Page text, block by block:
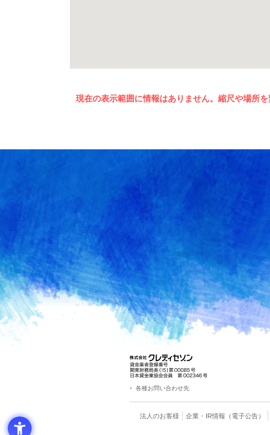
現在の表示範囲に情報はありません。縮尺や場所を
各種お問い合わせ先
法人のお客様 企業・IR情報 （電子公告）